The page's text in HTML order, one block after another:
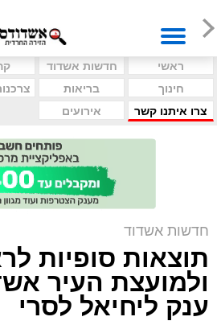
ראשי חדשות אשדוד
חינוך
בריאות
צרו איתנו קשר
אירועים
חדשות אשדוד
תוצאות סופיות
ולמועצת העיר
ענק ליחיאל לסרי